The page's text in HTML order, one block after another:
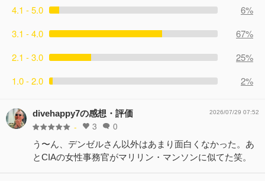
4.1 - 5.0
6%
3.1 - 4.0
67%
2.1 - 3.0
25%
1.0 - 2.0
2%
divehappy7の感想・評価
- 3 0
2026/07/29 07:52
う〜ん、デンゼルさん以外はあまり面白くなかった。あ
とCIAの女性事務官がマリリン・マンソンに似てた笑。